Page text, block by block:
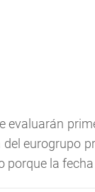
evaluarán
eurogrupo
la